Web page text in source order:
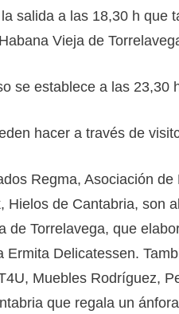
salida a las 18,30 h
Vieja de
se establece a las
hacer a través de
Regma, Asociación
Hielos de Cantabria, son
de Torrelavega, que
Ermita Delicatessen.
Muebles Rodríguez,
que regala un